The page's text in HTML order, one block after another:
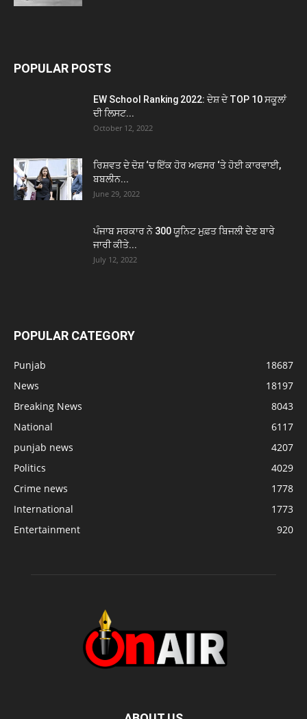
POPULAR POSTS
EW School Ranking 2022: ਦੇਸ਼ ਦੇ TOP 10 ਸਕੂਲਾਂ
ਦੀ ਲਿਸਟ...
October 12, 2022
ਰਿਸ਼ਵਤ ਦੇ ਦੋਸ਼ ‘ਚ ਇੱਕ ਹੋਰ ਅਫਸਰ ‘ਤੇ ਹੋਈ ਕਾਰਵਾਈ,
ਬਬਲੀਨ...
June 29, 2022
ਪੰਜਾਬ ਸਰਕਾਰ ਨੇ 300 ਯੂਨਿਟ ਮੁਫ਼ਤ ਬਿਜਲੀ ਦੇਣ ਬਾਰੇ
ਜਾਰੀ ਕੀਤੇ...
July 12, 2022
POPULAR CATEGORY
Punjab
18687
News
18197
Breaking News
8043
National
6117
punjab news
4207
Politics
4029
Crime news
1778
International
1773
Entertainment
920